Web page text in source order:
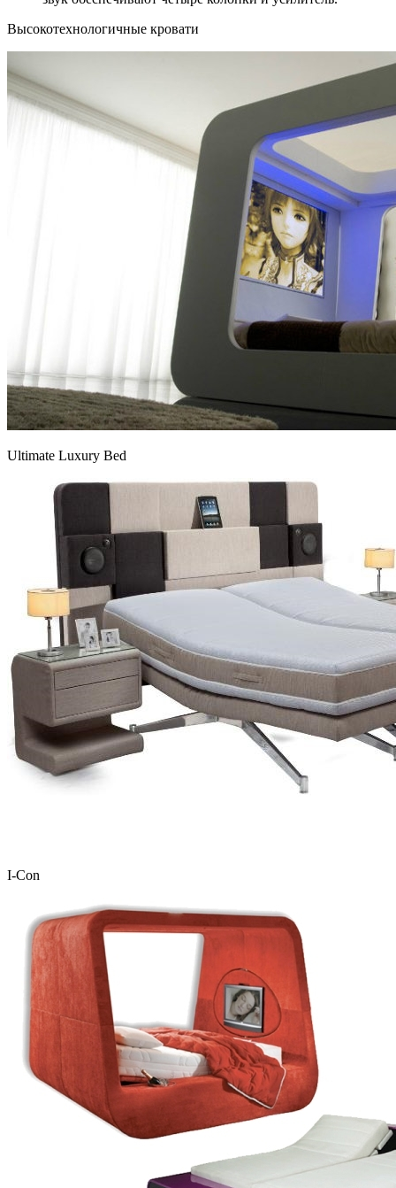
Высокотехнологичные кровати
Ultimate Luxury Bed
I-Con